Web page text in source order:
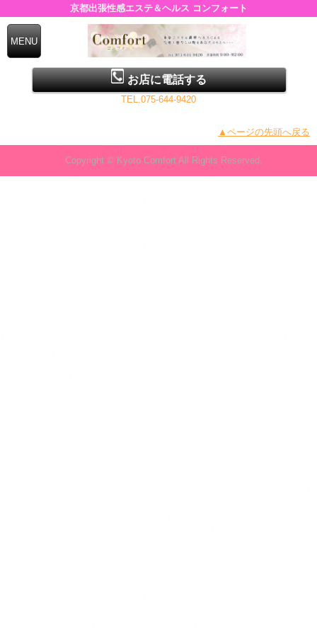
京都出張性感エステ＆ヘルス コンフォート
お店に電話する
TEL.075-644-9420
▲ページの先頭へ戻る
Copyright © Kyoto Comfort All Rights Reserved.